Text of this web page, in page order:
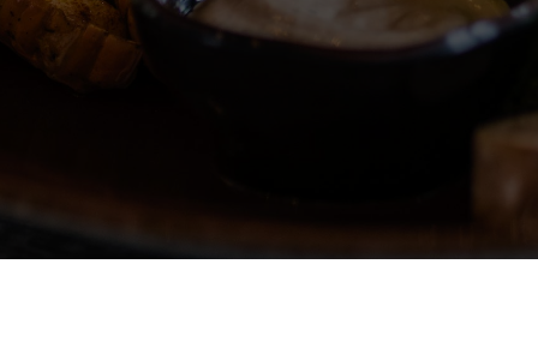
Une chose est sûre : chez O
Fluence, on mange bien !